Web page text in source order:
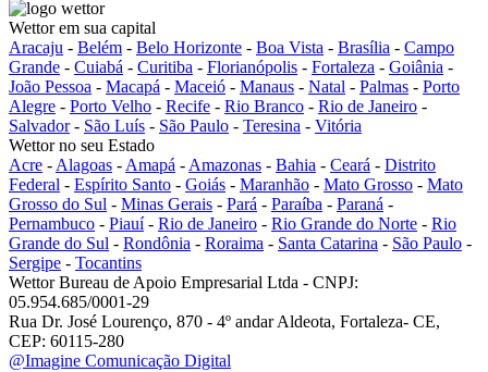
Wettor em sua capital
Aracaju - Belém - Belo Horizonte - Boa Vista - Brasília - Campo
Grande - Cuiabá - Curitiba - Florianópolis - Fortaleza - Goiânia -
João Pessoa - Macapá - Maceió - Manaus - Natal - Palmas - Porto
Alegre - Porto Velho - Recife - Rio Branco - Rio de Janeiro -
Salvador- São Luís - São Paulo - Teresina - Vitória
Wettor no seu Estado
Acre - Alagoas - Amapá - Amazonas - Bahia - Ceará - Distrito
Federal - Espírito Santo - Goiás - Maranhão - Mato Grosso - Mato
Grosso do Sul - Minas Gerais - Pará - Paraíba - Paraná -
Pernambuco - Piauí- Rio de Janeiro - Rio Grande do Norte - Rio
Grande do Sul - Rondônia - Roraima - Santa Catarina - São Paulo -
Sergipe - Tocantins
Wettor Bureau de Apoio Empresarial Ltda - CNPJ:
05.954.685/0001-29
Rua Dr. José Lourenço, 870 - 4º andar Aldeota, Fortaleza- CE,
CEP: 60115-280
@Imagine Comunicação Digital